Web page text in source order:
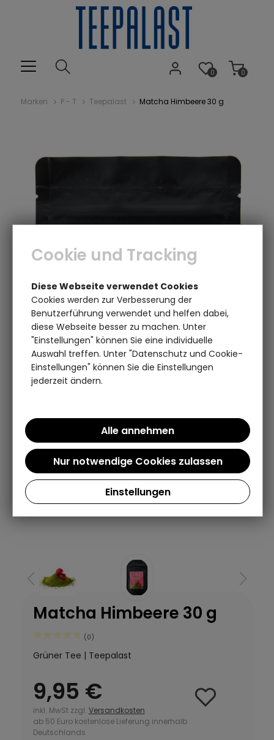
0
0
Marken P - T Teepalast Matcha Himbeere 30 g
Matcha Himbeere 30 g
(0)
Grüner Tee | Teepalast
9,95 €
inkl. MwSt zzgl. Versandkosten
ab 50 Euro kostenlose Lieferung innerhalb
Deutschlands
Cookie und Tracking
Diese Webseite verwendet Cookies
Cookies werden zur Verbesserung der
Benutzerführung verwendet und helfen dabei,
diese Webseite besser zu machen. Unter
"Einstellungen" können Sie eine individuelle
Auswahl treffen. Unter "Datenschutz und Cookie-
Einstellungen" können Sie die Einstellungen
jederzeit ändern.
Einstellungen